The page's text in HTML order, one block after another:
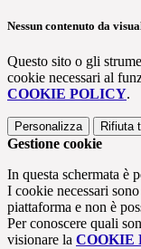
Nessun contenuto da
Questo sito o gli
cookie necessari al
COOKIE POLICY.
Personalizza Rifiuta
Gestione cookie
In questa schermata è
I cookie necessari
piattaforma e non è
Per conoscere quali
visionare la COOKIE